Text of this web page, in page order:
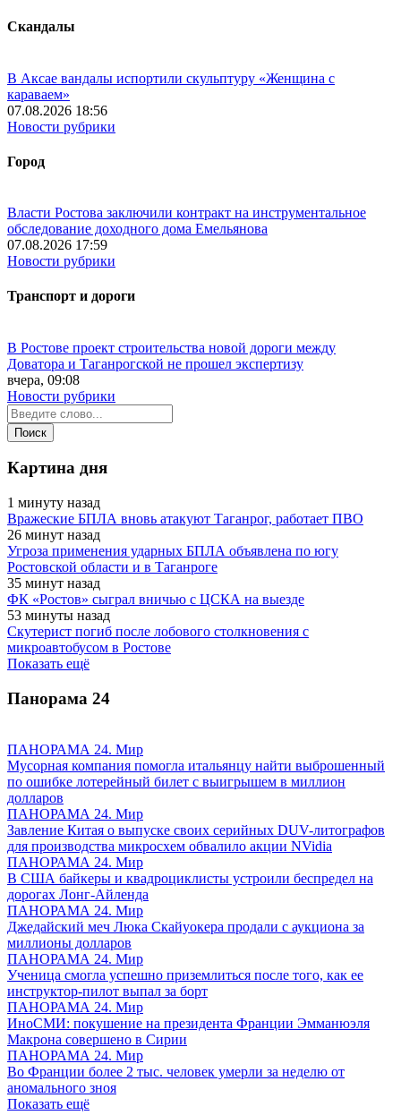
Скандалы
В Аксае вандалы испортили скульптуру «Женщина с
караваем»
07.08.2026 18:56
Новости рубрики
Город
Власти Ростова заключили контракт на инструментальное
обследование доходного дома Емельянова
07.08.2026 17:59
Новости рубрики
Транспорт и дороги
В Ростове проект строительства новой дороги между
Доватора и Таганрогской не прошел экспертизу
вчера, 09:08
Новости рубрики
Картина дня
1 минуту назад
Вражеские БПЛА вновь атакуют Таганрог, работает ПВО
26 минут назад
Угроза применения ударных БПЛА объявлена по югу
Ростовской области и в Таганроге
35 минут назад
ФК «Ростов» сыграл вничью с ЦСКА на выезде
53 минуты назад
Скутерист погиб после лобового столкновения с
микроавтобусом в Ростове
Показать ещё
Панорама 24
ПАНОРАМА 24. Мир
Мусорная компания помогла итальянцу найти выброшенный
по ошибке лотерейный билет с выигрышем в миллион
долларов
ПАНОРАМА 24. Мир
Завление Китая о выпуске своих серийных DUV-литографов
для производства микросхем обвалило акции NVidia
ПАНОРАМА 24. Мир
В США байкеры и квадроциклисты устроили беспредел на
дорогах Лонг-Айленда
ПАНОРАМА 24. Мир
Джедайский меч Люка Скайуокера продали с аукциона за
миллионы долларов
ПАНОРАМА 24. Мир
Ученица смогла успешно приземлиться после того, как ее
инструктор-пилот выпал за борт
ПАНОРАМА 24. Мир
ИноСМИ: покушение на президента Франции Эмманюэля
Макрона совершено в Сирии
ПАНОРАМА 24. Мир
Во Франции более 2 тыс. человек умерли за неделю от
аномального зноя
Показать ещё